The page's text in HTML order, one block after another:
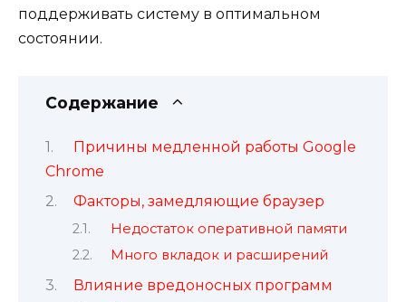
поддерживать систему в оптимальном
состоянии.
Содержание
Причины медленной работы Google
Chrome
Факторы, замедляющие браузер
Недостаток оперативной памяти
Много вкладок и расширений
Влияние вредоносных программ